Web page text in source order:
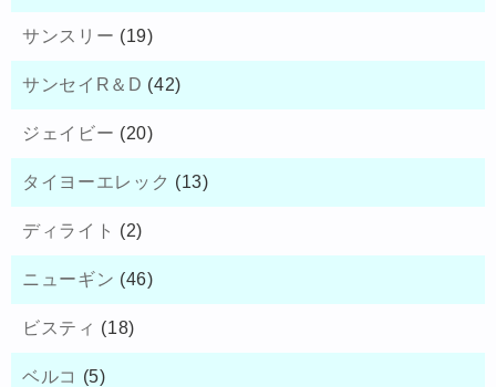
サンスリー (19)
サンセイR＆D (42)
ジェイビー (20)
タイヨーエレック (13)
ディライト (2)
ニューギン (46)
ビスティ (18)
ベルコ (5)